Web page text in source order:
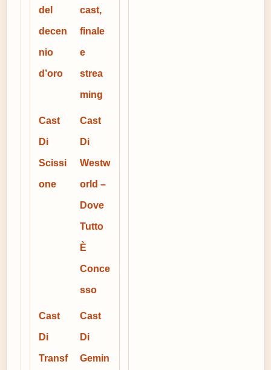
del
decen
nio
d’oro
cast,
finale
e
strea
ming
Cast
Di
Scissi
one
Cast
Di
Westw
orld –
Dove
Tutto
È
Conce
sso
Cast
Di
Transf
Cast
Di
Gemin